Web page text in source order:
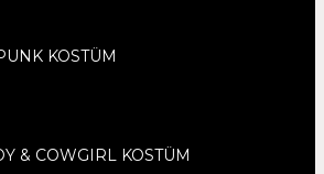
KOSTÜM
& COWGIRL KOSTÜM